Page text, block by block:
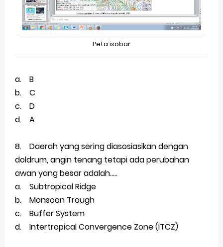
Peta isobar
a. B
b. C
c. D
d. A
8. Daerah yang sering diasosiasikan dengan
doldrum, angin tenang tetapi ada perubahan
awan yang besar adalah.....
a. Subtropical Ridge
b. Monsoon Trough
c. Buffer System
d. Intertropical Convergence Zone (ITCZ)